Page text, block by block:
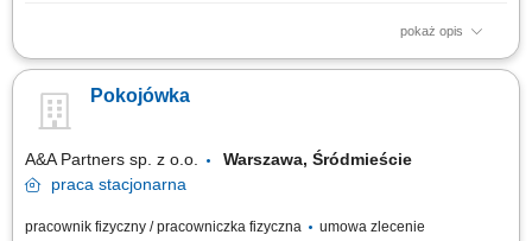
pokaż opis
Sprzątanie pokoi hotelowych z należytą starannością; Zmiana pościeli
Pokojówka
A&A Partners sp. z o.o.
Warszawa, Śródmieście
praca stacjonarna
pracownik fizyczny / pracowniczka fizyczna
umowa zlecenie